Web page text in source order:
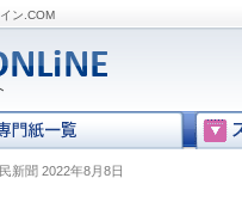
ン.COM
新聞 2022年8月8日